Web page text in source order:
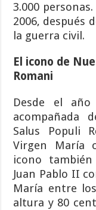
3.000
2006, después
la guerra civil.
El icono de
Romani
Desde el
acompañada
Salus Populi
Virgen María
icono
Juan Pablo II
María entre
altura y 80